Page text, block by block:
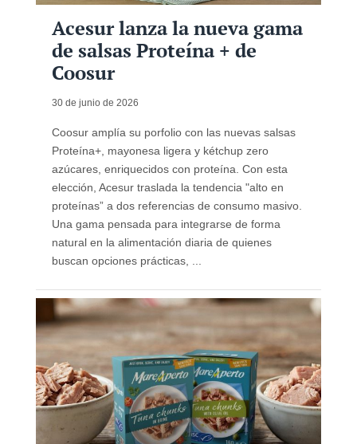
Acesur lanza la nueva gama
de salsas Proteína + de
Coosur
30 de junio de 2026
Coosur amplía su porfolio con las nuevas salsas
Proteína+, mayonesa ligera y kétchup zero
azúcares, enriquecidos con proteína. Con esta
elección, Acesur traslada la tendencia "alto en
proteínas” a dos referencias de consumo masivo.
Una gama pensada para integrarse de forma
natural en la alimentación diaria de quienes
buscan opciones prácticas, ...